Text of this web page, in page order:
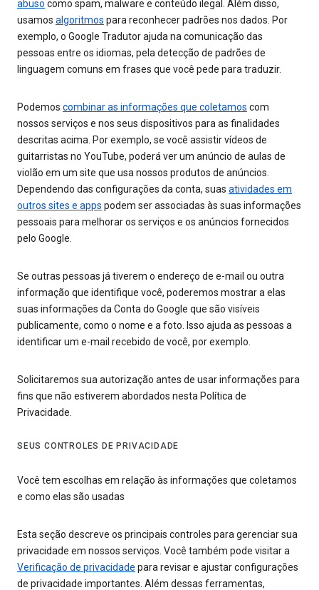
abuso como spam, malware e conteúdo ilegal. Além disso,
usamos algoritmos para reconhecer padrões nos dados. Por
exemplo, o Google Tradutor ajuda na comunicação das
pessoas entre os idiomas, pela detecção de padrões de
linguagem comuns em frases que você pede para traduzir.
Podemos combinar as informações que coletamos com
nossos serviços e nos seus dispositivos para as finalidades
descritas acima. Por exemplo, se você assistir vídeos de
guitarristas no YouTube, poderá ver um anúncio de aulas de
violão em um site que usa nossos produtos de anúncios.
Dependendo das configurações da conta, suas atividades em
outros sites e apps podem ser associadas às suas informações
pessoais para melhorar os serviços e os anúncios fornecidos
pelo Google.
Se outras pessoas já tiverem o endereço de e-mail ou outra
informação que identifique você, poderemos mostrar a elas
suas informações da Conta do Google que são visíveis
publicamente, como o nome e a foto. Isso ajuda as pessoas a
identificar um e-mail recebido de você, por exemplo.
Solicitaremos sua autorização antes de usar informações para
fins que não estiverem abordados nesta Política de
Privacidade.
SEUS CONTROLES DE PRIVACIDADE
Você tem escolhas em relação às informações que coletamos
e como elas são usadas
Esta seção descreve os principais controles para gerenciar sua
privacidade em nossos serviços. Você também pode visitar a
Verificação de privacidade para revisar e ajustar configurações
de privacidade importantes. Além dessas ferramentas,